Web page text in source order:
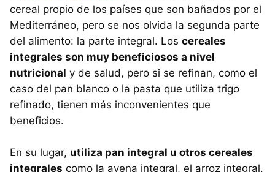
cereal propio de los países que son bañados por el
Mediterráneo, pero se nos olvida la segunda parte
del alimento: la parte integral. Los cereales
integrales son muy beneficiosos a nivel
nutricional y de salud, pero si se refinan, como el
caso del pan blanco o la pasta que utiliza trigo
refinado, tienen más inconvenientes que
beneficios.
En su lugar, utiliza pan integral u otros cereales
integrales como la avena integral, el arroz integral.